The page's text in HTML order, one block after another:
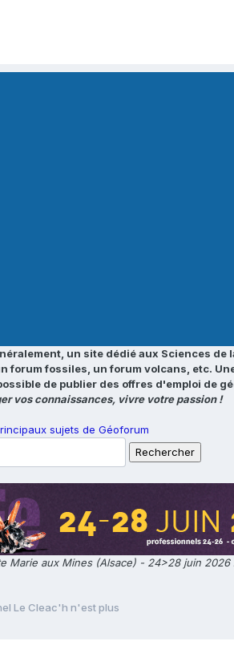
un site dédié aux Sciences
fossiles, un forum volcans, etc.
de publier des offres d'emploi de
vos connaissances, vivre votre passion !
sujets de Géoforum
Marie aux Mines (Alsace) - 24>28 juin 2026
Le Cleac'h n'est plus